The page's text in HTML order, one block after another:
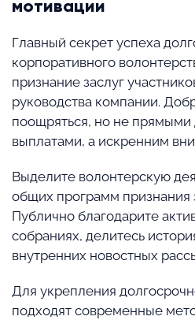
мотивации
Главный секрет успеха
корпоративного
признание заслуг
руководства компании.
поощряться, но не
выплатами, а искренним
Выделите волонтерскую
общих программ признания
Публично благодарите
собраниях, делитесь
внутренних новостных
Для укрепления
подходят современные